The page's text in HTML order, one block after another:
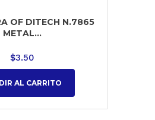
OF DITECH N.7865
METAL...
$3.50
AL CARRITO